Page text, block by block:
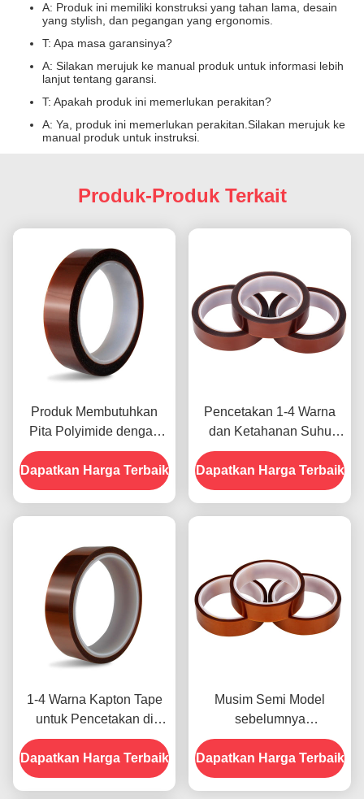
A: Produk ini memiliki konstruksi yang tahan lama, desain
yang stylish, dan pegangan yang ergonomis.
T: Apa masa garansinya?
A: Silakan merujuk ke manual produk untuk informasi lebih
lanjut tentang garansi.
T: Apakah produk ini memerlukan perakitan?
A: Ya, produk ini memerlukan perakitan.Silakan merujuk ke
manual produk untuk instruksi.
Produk-Produk Terkait
Produk Membutuhkan
Pita Polyimide dengan
Resistensi Tegangan
1000V
Dapatkan Harga Terbaik
Pencetakan 1-4 Warna
dan Ketahanan Suhu
-10C-80C Metode
Pembayaran Kartu Kredit
untuk Model Sebelumnya
Dapatkan Harga Terbaik
1-4 Warna Kapton Tape
untuk Pencetakan di
Bagian Depan
Dapatkan Harga Terbaik
Musim Semi Model
sebelumnya
menampilkan Ketahanan
Terhadap Kelembaban
dan Kekuatan Kupas
Dapatkan Harga Terbaik